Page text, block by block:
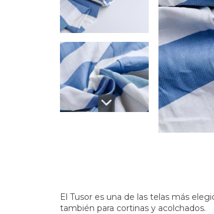
El Tusor es una de las telas más
también para cortinas y acolchados.